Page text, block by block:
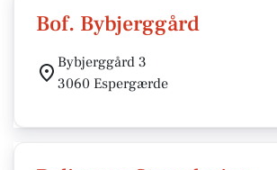
Bof. Bybjerggård
Bybjerggård 3
3060 Espergærde